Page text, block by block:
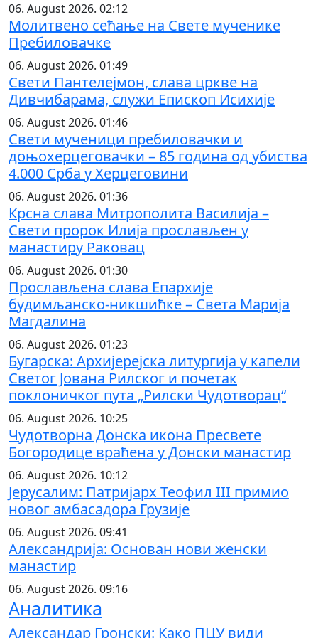
06. August 2026. 02:12
Молитвено сећање на Свете мученике
Пребиловачке
06. August 2026. 01:49
Свети Пантелејмон, слава цркве на
Дивчибарама, служи Епископ Исихије
06. August 2026. 01:46
Свети мученици пребиловачки и
доњохерцеговачки – 85 година од убиства
4.000 Срба у Херцеговини
06. August 2026. 01:36
Крсна слава Митрополита Василија –
Свети пророк Илија прослављен у
манастиру Раковац
06. August 2026. 01:30
Прослављена слава Епархије
будимљанско-никшићке – Света Марија
Магдалина
06. August 2026. 01:23
Бугарска: Архијерејска литургија у капели
Светог Јована Рилског и почетак
поклоничког пута „Рилски Чудотворац“
06. August 2026. 10:25
Чудотворна Донска икона Пресвете
Богородице враћена у Донски манастир
06. August 2026. 10:12
Јерусалим: Патријарх Теофил III примио
новог амбасадора Грузије
06. August 2026. 09:41
Александрија: Основан нови женски
манастир
06. August 2026. 09:16
Аналитика
Александар Гронски: Како ПЦУ види